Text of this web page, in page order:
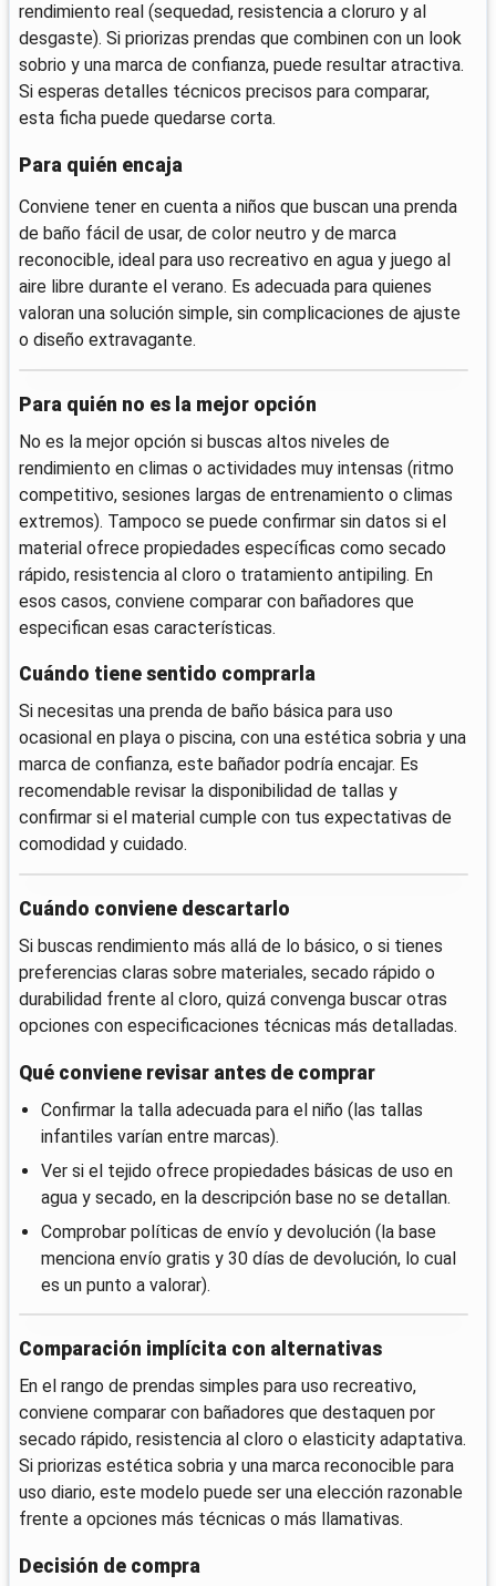
rendimiento real (sequedad, resistencia a cloruro y al
desgaste). Si priorizas prendas que combinen con un look
sobrio y una marca de confianza, puede resultar atractiva.
Si esperas detalles técnicos precisos para comparar,
esta ficha puede quedarse corta.
Para quién encaja
Conviene tener en cuenta a niños que buscan una prenda
de baño fácil de usar, de color neutro y de marca
reconocible, ideal para uso recreativo en agua y juego al
aire libre durante el verano. Es adecuada para quienes
valoran una solución simple, sin complicaciones de ajuste
o diseño extravagante.
Para quién no es la mejor opción
No es la mejor opción si buscas altos niveles de
rendimiento en climas o actividades muy intensas (ritmo
competitivo, sesiones largas de entrenamiento o climas
extremos). Tampoco se puede confirmar sin datos si el
material ofrece propiedades específicas como secado
rápido, resistencia al cloro o tratamiento antipiling. En
esos casos, conviene comparar con bañadores que
especifican esas características.
Cuándo tiene sentido comprarla
Si necesitas una prenda de baño básica para uso
ocasional en playa o piscina, con una estética sobria y una
marca de confianza, este bañador podría encajar. Es
recomendable revisar la disponibilidad de tallas y
confirmar si el material cumple con tus expectativas de
comodidad y cuidado.
Cuándo conviene descartarlo
Si buscas rendimiento más allá de lo básico, o si tienes
preferencias claras sobre materiales, secado rápido o
durabilidad frente al cloro, quizá convenga buscar otras
opciones con especificaciones técnicas más detalladas.
Qué conviene revisar antes de comprar
Confirmar la talla adecuada para el niño (las tallas
infantiles varían entre marcas).
Ver si el tejido ofrece propiedades básicas de uso en
agua y secado, en la descripción base no se detallan.
Comprobar políticas de envío y devolución (la base
menciona envío gratis y 30 días de devolución, lo cual
es un punto a valorar).
Comparación implícita con alternativas
En el rango de prendas simples para uso recreativo,
conviene comparar con bañadores que destaquen por
secado rápido, resistencia al cloro o elasticity adaptativa.
Si priorizas estética sobria y una marca reconocible para
uso diario, este modelo puede ser una elección razonable
frente a opciones más técnicas o más llamativas.
Decisión de compra